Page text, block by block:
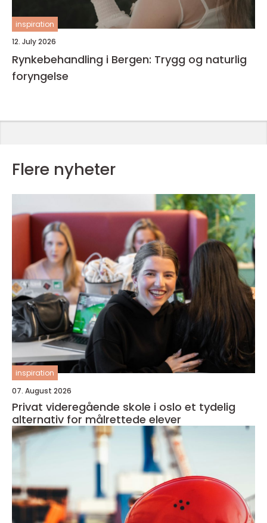
inspiration
12. July 2026
Rynkebehandling i Bergen: Trygg og naturlig
foryngelse
Flere nyheter
inspiration
07. August 2026
Privat videregående skole i oslo et tydelig
alternativ for målrettede elever